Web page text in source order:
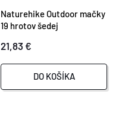
Naturehike Outdoor mačky
19 hrotov šedej
21,83 €
DO KOŠÍKA